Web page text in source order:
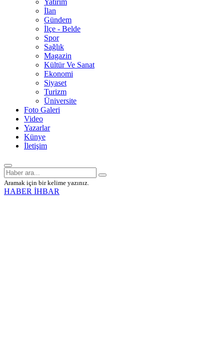
Yatırım
İlan
Gündem
İlçe - Belde
Spor
Sağlık
Magazin
Kültür Ve Sanat
Ekonomi
Siyaset
Turizm
Üniversite
Foto Galeri
Video
Yazarlar
Künye
İletişim
Aramak için bir kelime yazınız.
HABER İHBAR